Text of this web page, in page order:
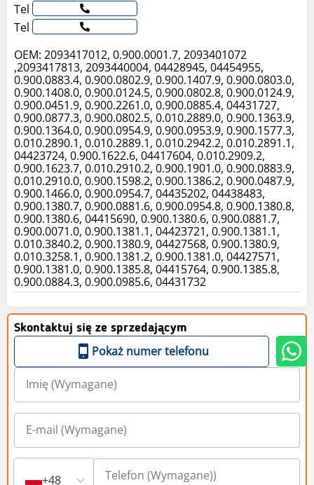
Tel
Tel
OEM: 2093417012, 0.900.0001.7, 2093401072
,2093417813, 2093440004, 04428945, 04454955,
0.900.0883.4, 0.900.0802.9, 0.900.1407.9, 0.900.0803.0,
0.900.1408.0, 0.900.0124.5, 0.900.0802.8, 0.900.0124.9,
0.900.0451.9, 0.900.2261.0, 0.900.0885.4, 04431727,
0.900.0877.3, 0.900.0802.5, 0.010.2889.0, 0.900.1363.9,
0.900.1364.0, 0.900.0954.9, 0.900.0953.9, 0.900.1577.3,
0.010.2890.1, 0.010.2889.1, 0.010.2942.2, 0.010.2891.1,
04423724, 0.900.1622.6, 04417604, 0.010.2909.2,
0.900.1623.7, 0.010.2910.2, 0.900.1901.0, 0.900.0883.9,
0.010.2910.0, 0.900.1598.2, 0.900.1386.2, 0.900.0487.9,
0.900.1466.0, 0.900.0954.7, 04435202, 04438483,
0.900.1380.7, 0.900.0881.6, 0.900.0954.8, 0.900.1380.8,
0.900.1380.6, 04415690, 0.900.1380.6, 0.900.0881.7,
0.900.0071.0, 0.900.1381.1, 04423721, 0.900.1381.1,
0.010.3840.2, 0.900.1380.9, 04427568, 0.900.1380.9,
0.010.3258.1, 0.900.1381.2, 0.900.1381.0, 04427571,
0.900.1381.0, 0.900.1385.8, 04415764, 0.900.1385.8,
0.900.0884.3, 0.900.0985.6, 04431732
Skontaktuj się ze sprzedającym
Pokaż numer telefonu
+48